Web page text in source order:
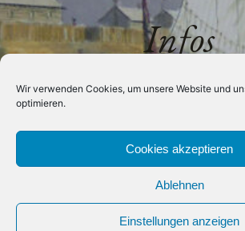
Wir verwenden Cookies, um unsere Website und
optimieren.
Cookies akzeptieren
Ablehnen
Einstellungen anzeigen
Infos